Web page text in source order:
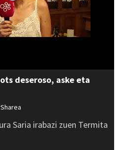
deseroso, aske eta
Saria irabazi zuen Termita